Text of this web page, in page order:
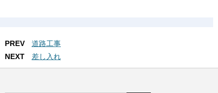
PREV
道路工事
NEXT
差し入れ